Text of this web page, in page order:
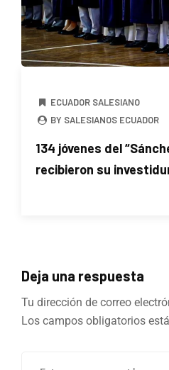
ECUADOR SALESIANO
BY SALESIANOS ECUADOR
134 jóvenes del
recibieron su
Deja una respuesta
Tu dirección de correo
Los campos obligatorios